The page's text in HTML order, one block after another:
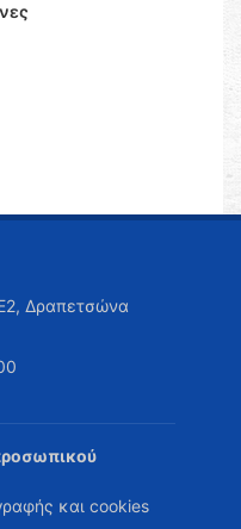
Δραπετσώνα
και cookies